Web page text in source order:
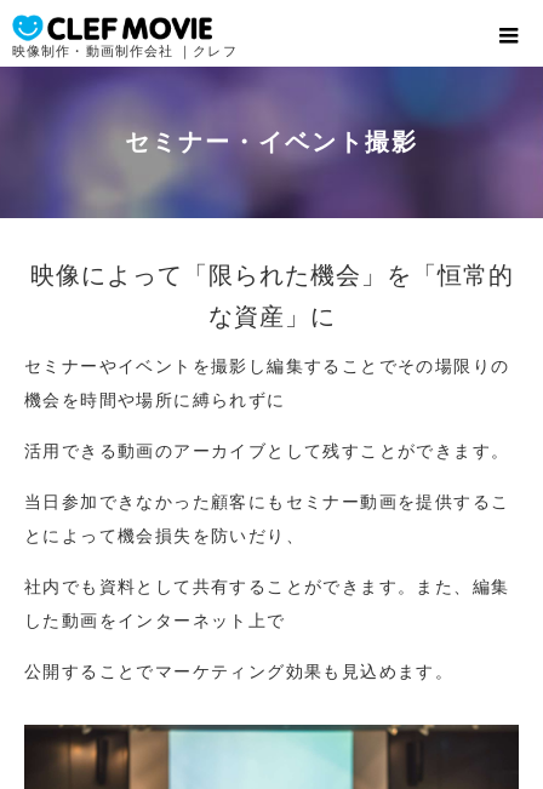
映像制作・動画制作会社 ｜クレフ
セミナー・イベント撮影
映像によって「限られた機会」を「恒常的
な資産」に
セミナーやイベントを撮影し編集することでその場限りの
機会を時間や場所に縛られずに
活用できる動画のアーカイブとして残すことができます。
当日参加できなかった顧客にもセミナー動画を提供するこ
とによって機会損失を防いだり、
社内でも資料として共有することができます。また、編集
した動画をインターネット上で
公開することでマーケティング効果も見込めます。